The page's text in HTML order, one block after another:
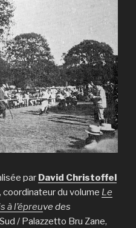
par David Christoffel
, coordinateur du volume Le
à l’épreuve des
/ Palazzetto Bru Zane,